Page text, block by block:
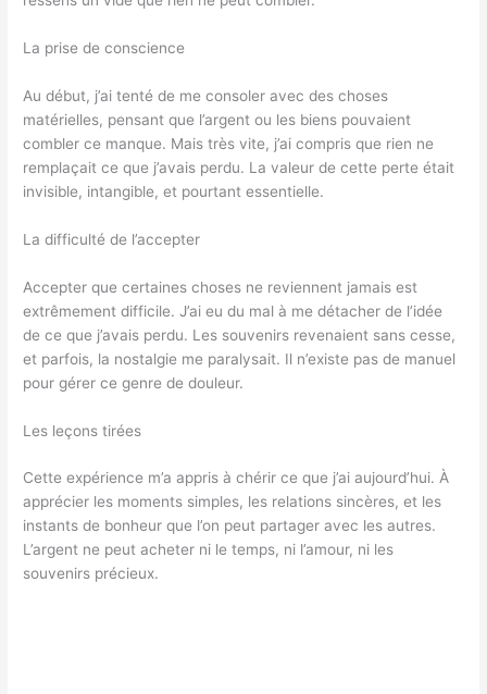
La prise de conscience
Au début, j’ai tenté de me consoler avec des choses
matérielles, pensant que l’argent ou les biens pouvaient
combler ce manque. Mais très vite, j’ai compris que rien ne
remplaçait ce que j’avais perdu. La valeur de cette perte était
invisible, intangible, et pourtant essentielle.
La difficulté de l’accepter
Accepter que certaines choses ne reviennent jamais est
extrêmement difficile. J’ai eu du mal à me détacher de l’idée
de ce que j’avais perdu. Les souvenirs revenaient sans cesse,
et parfois, la nostalgie me paralysait. Il n’existe pas de manuel
pour gérer ce genre de douleur.
Les leçons tirées
Cette expérience m’a appris à chérir ce que j’ai aujourd’hui. À
apprécier les moments simples, les relations sincères, et les
instants de bonheur que l’on peut partager avec les autres.
L’argent ne peut acheter ni le temps, ni l’amour, ni les
souvenirs précieux.